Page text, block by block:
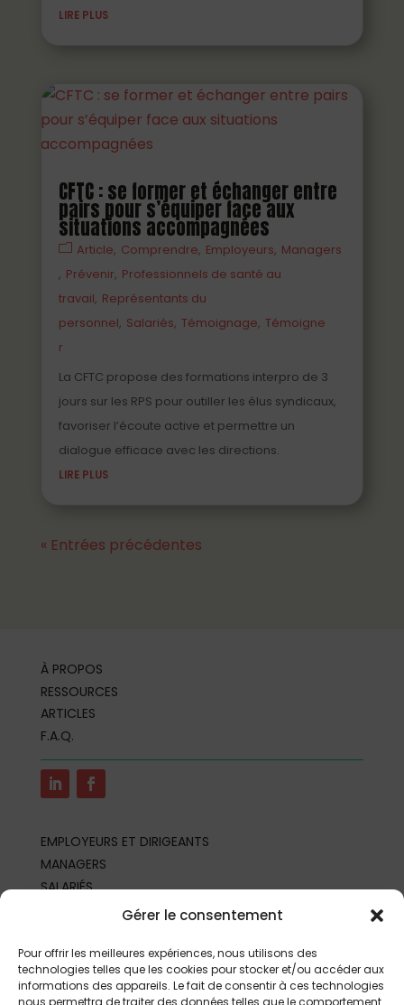
Gérer le consentement
Pour offrir les meilleures expériences, nous utilisons des
technologies telles que les cookies pour stocker et/ou accéder aux
informations des appareils. Le fait de consentir à ces technologies
nous permettra de traiter des données telles que le comportement
LIRE PLUS
CFTC : se former et échanger entre
pairs pour s’équiper face aux
situations accompagnées
Article Comprendre Employeurs Managers
Prévenir Professionnels de santé au
travail Représentants du
personnel Salariés Témoignage Témoigne
r
La CFTC propose des formations interpro de 3
jours sur les RPS pour outiller les élus syndicaux,
favoriser l’écoute active et permettre un
dialogue efficace avec les directions.
LIRE PLUS
« Entrées précédentes
À PROPOS
RESSOURCES
ARTICLES
F.A.Q.
EMPLOYEURS ET DIRIGEANTS
MANAGERS
SALARIÉS
REPRÉSENTANTS DU PERSONNEL
PARTENAIRES ET PROFESSIONNELS